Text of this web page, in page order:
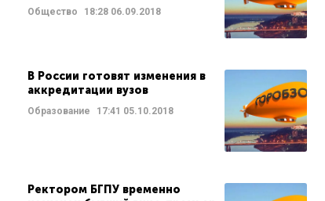
Общество 18:2806.09.2018
В России готовят изменения в
аккредитации вузов
Образование 17:41 05.10.2018
Ректором БГПУ временно